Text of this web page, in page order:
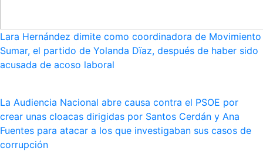
Lara Hernández dimite como coordinadora de Movimiento
Sumar, el partido de Yolanda Dïaz, después de haber sido
acusada de acoso laboral
La Audiencia Nacional abre causa contra el PSOE por
crear unas cloacas dirigidas por Santos Cerdán y Ana
Fuentes para atacar a los que investigaban sus casos de
corrupción